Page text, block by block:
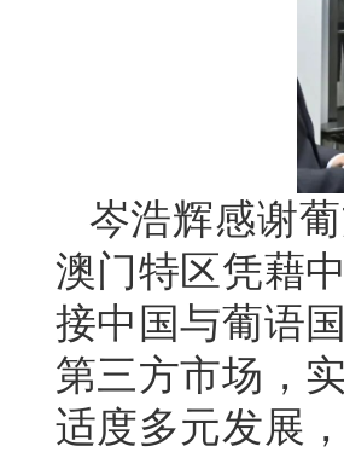
岑浩辉感谢
澳门特区凭藉
接中国与葡语
第三方市场，
适度多元发展